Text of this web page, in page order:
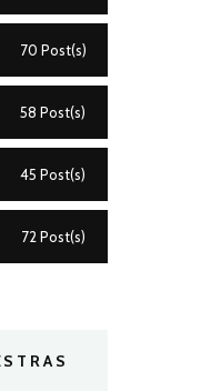
70 Post(s)
58 Post(s)
45 Post(s)
72 Post(s)